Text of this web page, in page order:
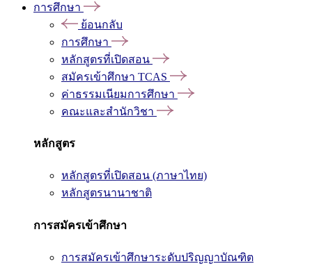
การศึกษา
ย้อนกลับ
การศึกษา
หลักสูตรที่เปิดสอน
สมัครเข้าศึกษา TCAS
ค่าธรรมเนียมการศึกษา
คณะและสำนักวิชา
หลักสูตร
หลักสูตรที่เปิดสอน (ภาษาไทย)
หลักสูตรนานาชาติ
การสมัครเข้าศึกษา
การสมัครเข้าศึกษาระดับปริญญาบัณฑิต